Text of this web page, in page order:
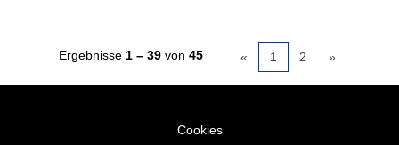
Ergebnisse 1 – 39 von 45 « 1 2 »
Cookies